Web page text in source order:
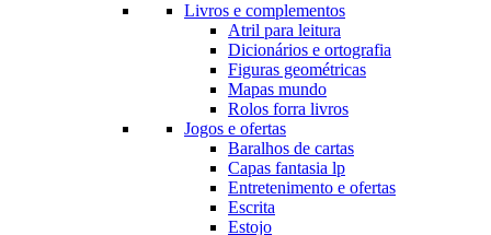
Livros e complementos
Atril para leitura
Dicionários e ortografia
Figuras geométricas
Mapas mundo
Rolos forra livros
Jogos e ofertas
Baralhos de cartas
Capas fantasia lp
Entretenimento e ofertas
Escrita
Estojo